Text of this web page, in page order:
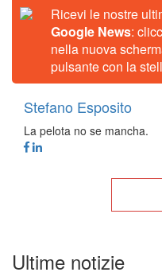
Ricevi le nostre
Google News:
nella nuova
pulsante con la
Stefano Esposito
La pelota no se mancha.
Ultime notizie